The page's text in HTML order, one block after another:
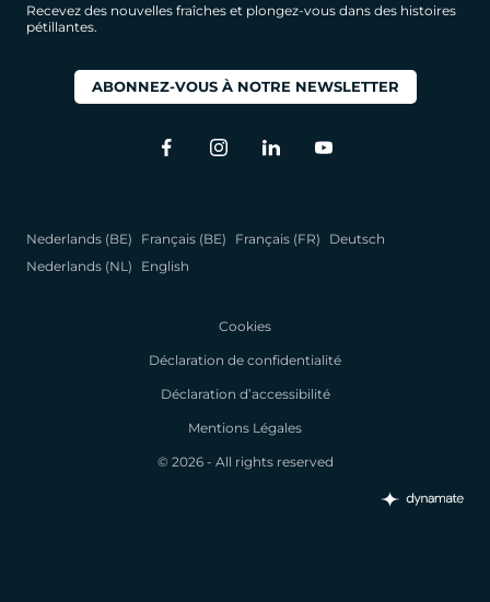
Recevez des nouvelles fraîches et plongez-vous dans des histoires
pétillantes.
ABONNEZ-VOUS À NOTRE NEWSLETTER
Nederlands (BE) Français (BE) Français (FR)
Deutsch
Nederlands (NL)
English
Cookies
Déclaration de confidentialité
Déclaration d’accessibilité
Mentions Légales
© 2026 - All rights reserved